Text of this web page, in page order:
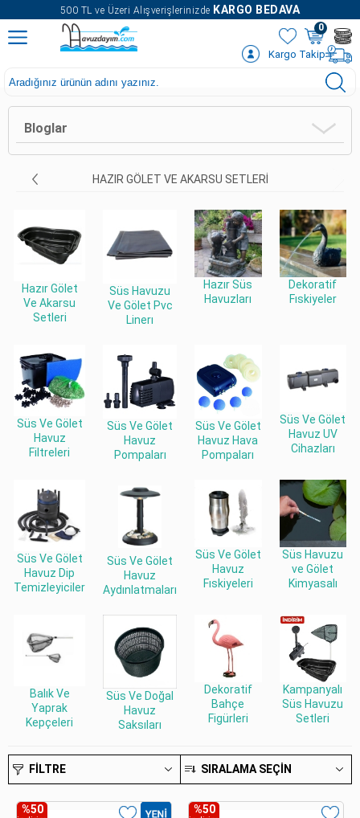
500 TL ve Üzeri Alışverişlerinizde KARGO BEDAVA
0
Kargo Takip
Bloglar
HAZIR GÖLET VE AKARSU SETLERI
Hazır Gölet
Ve Akarsu
Setleri
Süs Havuzu
Ve Gölet Pvc
Linerı
Hazır Süs
Havuzları
Dekoratif
Fıskiyeler
Süs Ve Gölet
Havuz
Filtreleri
Süs Ve Gölet
Havuz
Pompaları
Süs Ve Gölet
Havuz Hava
Pompaları
Süs Ve Gölet
Havuz UV
Cihazları
Süs Ve Gölet
Havuz Dip
Temizleyiciler
Süs Ve Gölet
Havuz
Aydınlatmaları
Süs Ve Gölet
Havuz
Fıskiyeleri
Süs Havuzu
ve Gölet
Kimyasalı
Balık Ve
Yaprak
Kepçeleri
Süs Ve Doğal
Havuz
Saksıları
Dekoratif
Bahçe
Figürleri
Kampanyalı
Süs Havuzu
Setleri
FILTRE SIRALAMA SEÇIN
%50 %50